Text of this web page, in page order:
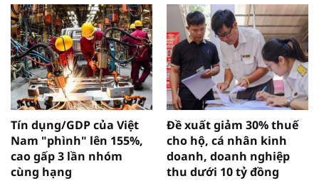
Tín dụng/GDP của Việt
Nam "phình" lên 155%,
cao gấp 3 lần nhóm
cùng hạng
Đề xuất giảm 30% thuế
cho hộ, cá nhân kinh
doanh, doanh nghiệp
thu dưới 10 tỷ đồng